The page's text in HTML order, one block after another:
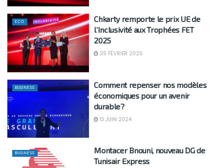
ECO
Chkarty remporte le prix UE de
l’Inclusivité aux Trophées FET
2025
25 FÉVRIER 2025
BUSINESS
Comment repenser nos modèles
économiques pour un avenir
durable?
13 JUIN 2024
BUSINESS
Montacer Bnouni, nouveau DG de
Tunisair Express